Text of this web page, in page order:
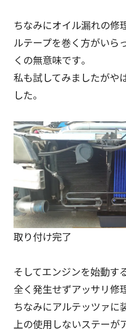
ちなみにオイル漏れの修
ルテープを巻く方がいら
くの無意味です。
私も試してみましたがや
した。
取り付け完了
そしてエンジンを始動す
全く発生せずアッサリ修
ちなみにアルテッツァに
上の使用しないステーが